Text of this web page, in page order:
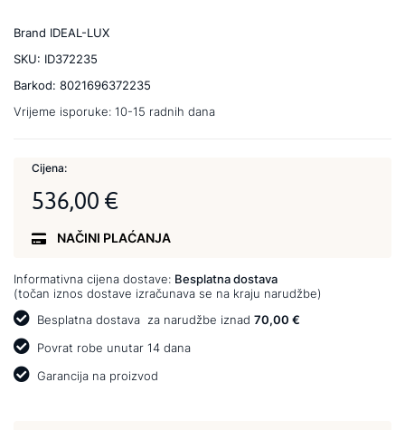
Brand IDEAL-LUX
SKU: ID372235
Barkod: 8021696372235
Vrijeme isporuke: 10-15 radnih dana
Cijena:
536,00 €
NAČINI PLAĆANJA
Informativna cijena dostave: Besplatna dostava
(točan iznos dostave izračunava se na kraju narudžbe)
Besplatna dostava za narudžbe iznad 70,00 €
Povrat robe unutar 14 dana
Garancija na proizvod